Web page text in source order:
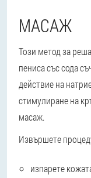
МАСАЖ
Този метод за
пениса със сода
действие на
стимулиране на
масаж.
Извършете
изпарете